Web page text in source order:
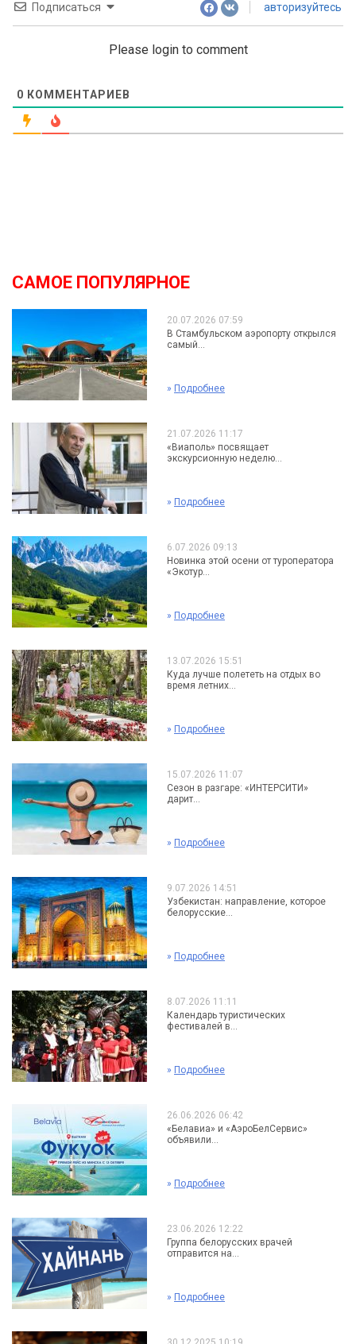
Подписаться авторизуйтесь
Please login to comment
0 КОММЕНТАРИЕВ
САМОЕ ПОПУЛЯРНОЕ
20.07.2026 07:59
В Стамбульском аэропорту открылся
самый...
» Подробнее
21.07.2026 11:17
«Виаполь» посвящает
экскурсионную неделю...
» Подробнее
6.07.2026 09:13
Новинка этой осени от туроператора
«Экотур...
» Подробнее
13.07.2026 15:51
Куда лучше полететь на отдых во
время летних...
» Подробнее
15.07.2026 11:07
Сезон в разгаре: «ИНТЕРСИТИ»
дарит...
» Подробнее
9.07.2026 14:51
Узбекистан: направление, которое
белорусские...
» Подробнее
8.07.2026 11:11
Календарь туристических
фестивалей в...
» Подробнее
26.06.2026 06:42
«Белавиа» и «АэроБелСервис»
объявили...
» Подробнее
23.06.2026 12:22
Группа белорусских врачей
отправится на...
» Подробнее